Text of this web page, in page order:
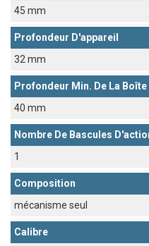
45 mm
Profondeur D'appareil
32 mm
Profondeur Min. De La
40 mm
Nombre De Bascules
1
Composition
mécanisme seul
Calibre